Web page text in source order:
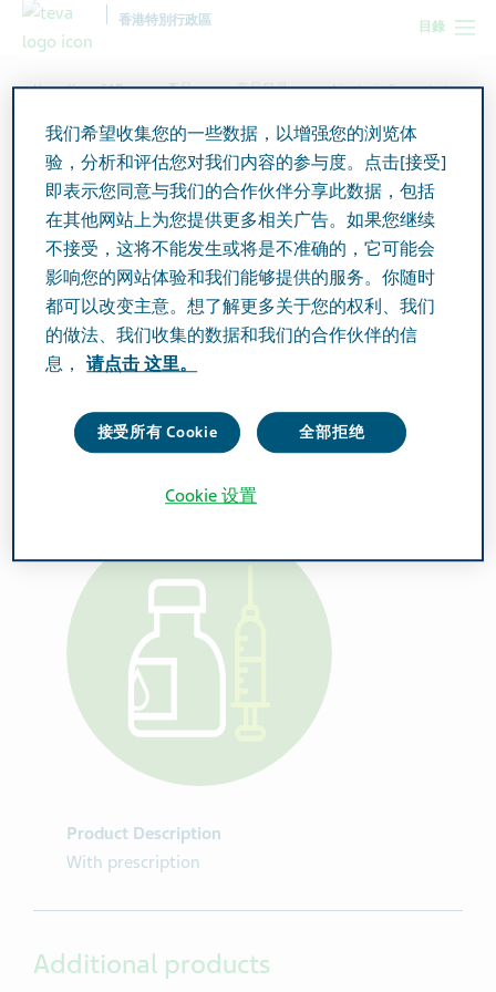
目錄
香港特別行政區
Hong Kong SAR 產品 产品目录
Irinotesin Concentrate
Irinotesin Concentrate for
Infusion 100mg/5ml
Active Ingredient
Irinotecan Hydrochloride 100mg/ 5ml
Additional Info
Concentration for infusion
Product Description
With prescription
Additional products
我们希望收集您的一些数据，以增强您的浏览体
验，分析和评估您对我们内容的参与度。点击[接受]
即表示您同意与我们的合作伙伴分享此数据，包括
在其他网站上为您提供更多相关广告。如果您继续
不接受，这将不能发生或将是不准确的，它可能会
影响您的网站体验和我们能够提供的服务。你随时
都可以改变主意。想了解更多关于您的权利、我们
的做法、我们收集的数据和我们的合作伙伴的信
息，
请点击 这里。
接受所有 Cookie 全部拒绝
Cookie 设置